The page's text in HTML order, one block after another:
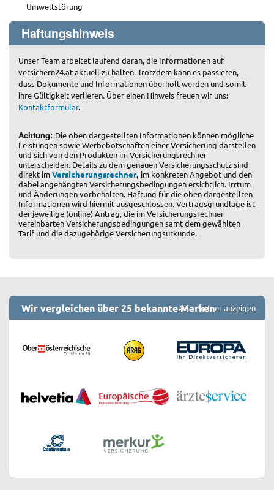
Umweltstörung
Haftungshinweis
Unser Team arbeitet laufend daran, die Informationen auf
versichern24.at aktuell zu halten. Trotzdem kann es passieren,
dass Dokumente und Informationen überholt werden und somit
ihre Gültigkeit verlieren. Über einen Hinweis freuen wir uns:
Kontaktformular.
Achtung: Die oben dargestellten Informationen können mögliche
Leistungen sowie Werbebotschaften einer Versicherung darstellen
und sich von den Produkten im Versicherungsrechner
unterscheiden. Details zu dem genauen Versicherungsschutz sind
direkt imVersicherungsrechner, im konkreten Angebot und den
dabei angehängten Versicherungsbedingungen ersichtlich. Irrtum
und Änderungen vorbehalten. Haftung für die oben dargestellten
Informationen wird hiermit ausgeschlossen. Vertragsgrundlage ist
der jeweilige (online) Antrag, die im Versicherungsrechner
vereinbarten Versicherungsbedingungen samt dem gewählten
Tarif und die dazugehörige Versicherungsurkunde.
Wir vergleichen über 25 bekannte MarkenAlle Partner anzeigen